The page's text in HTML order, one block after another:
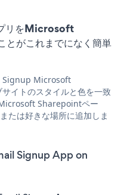
リをMicrosoft
がこれまでになく簡単
Signup Microsoft
イトのスタイルと色を一致
Sharepointペー
たは好きな場所に追加しま
Signup App on